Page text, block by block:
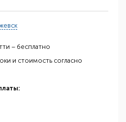
– бесплатно
и стоимость согласно